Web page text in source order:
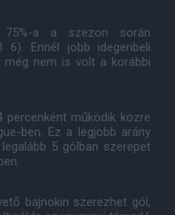
75%-a a szezon során
6). Ennél jobb idegenbeli
nem is volt a korábbi
percenként működik közre
ben. Ez a legjobb arány
5 gólban szerepet
bajnokin szerezhet gól,